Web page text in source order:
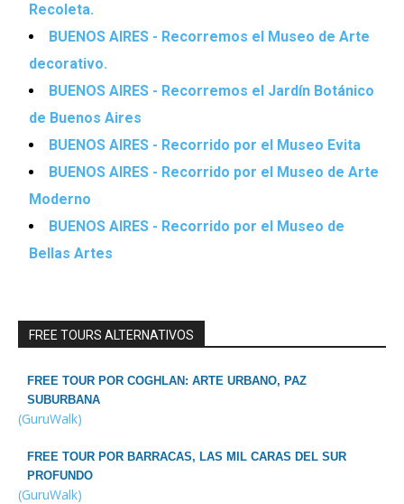
Recoleta.
BUENOS AIRES - Recorremos el Museo de Arte
decorativo.
BUENOS AIRES - Recorremos el Jardín Botánico
de Buenos Aires
BUENOS AIRES - Recorrido por el Museo Evita
BUENOS AIRES - Recorrido por el Museo de Arte
Moderno
BUENOS AIRES - Recorrido por el Museo de
Bellas Artes
FREE TOURS ALTERNATIVOS
FREE TOUR POR COGHLAN: ARTE URBANO, PAZ
SUBURBANA
(GuruWalk)
FREE TOUR POR BARRACAS, LAS MIL CARAS DEL SUR
PROFUNDO
(GuruWalk)